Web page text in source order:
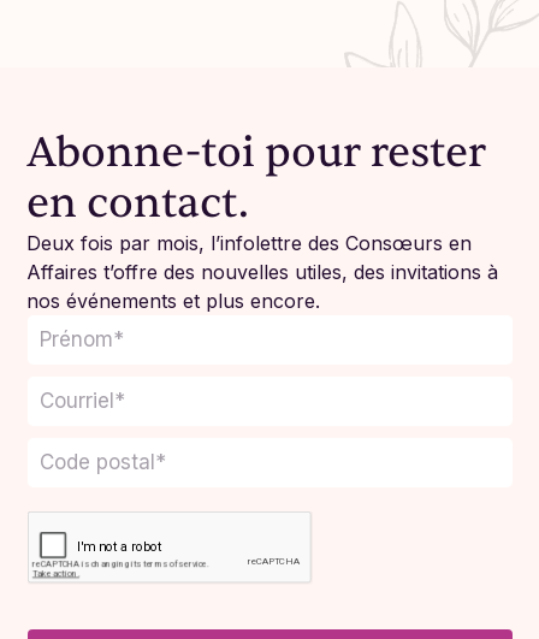
Abonne-toi pour rester
en contact.
Deux fois par mois, l’infolettre des Consœurs en
Affaires t’offre des nouvelles utiles, des invitations à
nos événements et plus encore.